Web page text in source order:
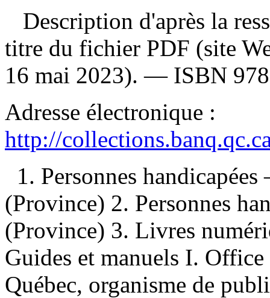
Description d'après la
titre du fichier PDF (site
16 mai 2023). — ISBN
Adresse électronique :
http://
1. Personnes
(Province) 2. Personnes
(Province) 3. Livres
Guides et manuels I. Office
Québec, organisme de